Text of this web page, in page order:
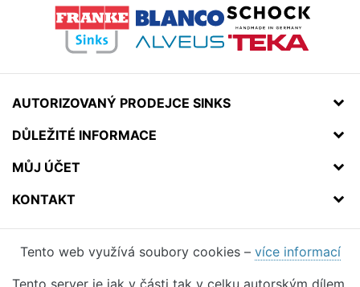
AUTORIZOVANÝ PRODEJCE SINKS
DŮLEŽITÉ INFORMACE
MŮJ ÚČET
KONTAKT
Tento web využívá soubory cookies – více informací